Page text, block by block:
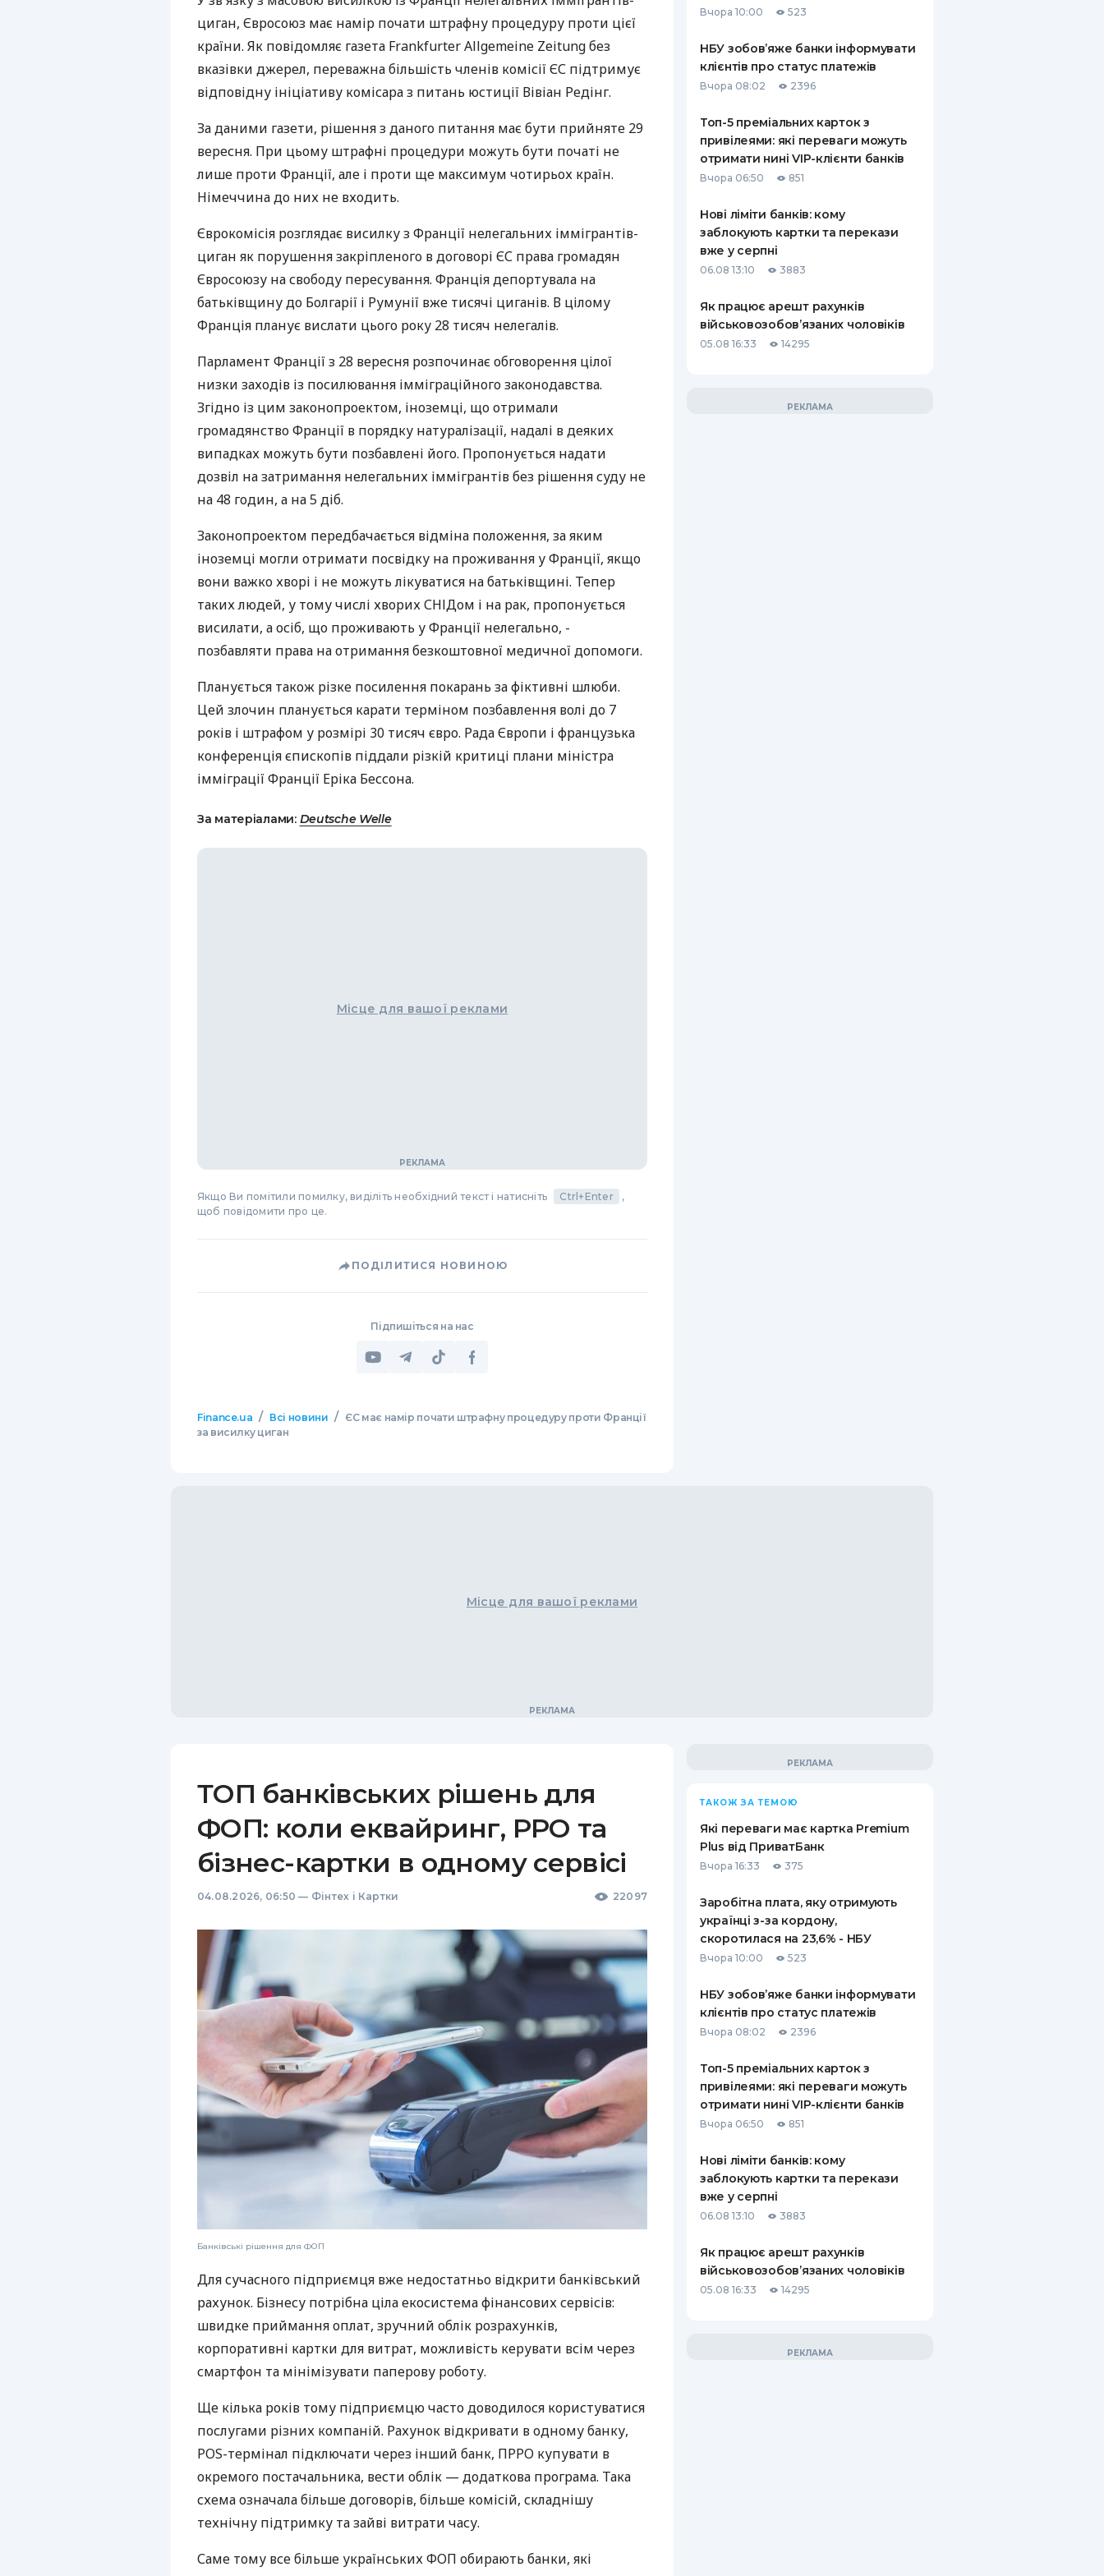
РЕЙТИНГ ДЕБЕТОВИХ
КАРТОК
ЩОМІСЯЧНИЙ ОГЛЯД
КЕШБЕКУ
ПУТІВНИКИ ПО
БАНКІВСЬКИХ КАРТКАХ
СТРАХУВАННЮ
ВСІ СТРАХОВІ ПОЛІСИ
ВІДГУКИ ПРО СТРАХОВІ
КОМПАНІЇ
КОНТАКТИ
циган, Євросоюз має намір почати штрафну процедуру проти цієї
країни. Як повідомляє газета Frankfurter Allgemeine Zeitung без
вказівки джерел, переважна більшість членів комісії ЄС підтримує
відповідну ініціативу комісара з питань юстиції Вівіан Редінг.
За даними газети, рішення з даного питання має бути прийняте 29
вересня. При цьому штрафні процедури можуть бути початі не
лише проти Франції, але і проти ще максимум чотирьох країн.
Німеччина до них не входить.
Єврокомісія розглядає висилку з Франції нелегальних іммігрантів-
циган як порушення закріпленого в договорі ЄС права громадян
Євросоюзу на свободу пересування. Франція депортувала на
батьківщину до Болгарії і Румунії вже тисячі циганів. В цілому
Франція планує вислати цього року 28 тисяч нелегалів.
Парламент Франції з 28 вересня розпочинає обговорення цілої
низки заходів із посилювання імміграційного законодавства.
Згідно із цим законопроектом, іноземці, що отримали
громадянство Франції в порядку натуралізації, надалі в деяких
випадках можуть бути позбавлені його. Пропонується надати
дозвіл на затримання нелегальних іммігрантів без рішення суду не
на 48 годин, а на 5 діб.
Законопроектом передбачається відміна положення, за яким
іноземці могли отримати посвідку на проживання у Франції, якщо
вони важко хворі і не можуть лікуватися на батьківщині. Тепер
таких людей, у тому числі хворих СНІДом і на рак, пропонується
висилати, а осіб, що проживають у Франції нелегально, -
позбавляти права на отримання безкоштовної медичної допомоги.
Планується також різке посилення покарань за фіктивні шлюби.
Цей злочин планується карати терміном позбавлення волі до 7
років і штрафом у розмірі 30 тисяч євро. Рада Європи і французька
конференція єпископів піддали різкій критиці плани міністра
імміграції Франції Еріка Бессона.
За матеріалами: Deutsche Welle
Місце для вашої реклами
Якщо Ви помітили помилку, виділіть необхідний текст і натисніть Ctrl+Enter
,
щоб повідомити про це.
ПОДІЛИТИСЯ НОВИНОЮ
Підпишіться на нас
Finance.ua / Всі новини / ЄС має намір почати штрафну процедуру проти Франції
за висилку циган
Вчора 10:00 523
НБУ зобов’яже банки інформувати
клієнтів про статус платежів
Вчора 08:02 2396
Топ-5 преміальних карток з
привілеями: які переваги можуть
отримати нині VIP-клієнти банків
Вчора 06:50 851
Нові ліміти банків: кому
заблокують картки та перекази
вже у серпні
06.08 13:10 3883
Як працює арешт рахунків
військовозобов’язаних чоловіків
05.08 16:33 14295
Місце для вашої реклами
ТОП банківських рішень для
ФОП: коли еквайринг, РРО та
бізнес-картки в одному сервісі
04.08.2026, 06:50 — Фінтех і Картки 22097
Банківські рішення для ФОП
Для сучасного підприємця вже недостатньо відкрити банківський
рахунок. Бізнесу потрібна ціла екосистема фінансових сервісів:
швидке приймання оплат, зручний облік розрахунків,
корпоративні картки для витрат, можливість керувати всім через
смартфон та мінімізувати паперову роботу.
Ще кілька років тому підприємцю часто доводилося користуватися
послугами різних компаній. Рахунок відкривати в одному банку,
POS-термінал підключати через інший банк, ПРРО купувати в
окремого постачальника, вести облік — додаткова програма. Така
схема означала більше договорів, більше комісій, складнішу
технічну підтримку та зайві витрати часу.
Саме тому все більше українських ФОП обирають банки, які
ТАКОЖ ЗА ТЕМОЮ
Які переваги має картка Premium
Plus від ПриватБанк
Вчора 16:33 375
Заробітна плата, яку отримують
українці з-за кордону,
скоротилася на 23,6% - НБУ
Вчора 10:00 523
НБУ зобов’яже банки інформувати
клієнтів про статус платежів
Вчора 08:02 2396
Топ-5 преміальних карток з
привілеями: які переваги можуть
отримати нині VIP-клієнти банків
Вчора 06:50 851
Нові ліміти банків: кому
заблокують картки та перекази
вже у серпні
06.08 13:10 3883
Як працює арешт рахунків
військовозобов’язаних чоловіків
05.08 16:33 14295